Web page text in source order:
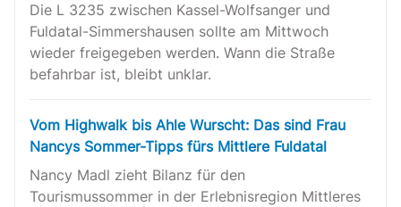
Die L 3235 zwischen Kassel-Wolfsanger und
Fuldatal-Simmershausen sollte am Mittwoch
wieder freigegeben werden. Wann die Straße
befahrbar ist, bleibt unklar.
Vom Highwalk bis Ahle Wurscht: Das sind Frau
Nancys Sommer-Tipps fürs Mittlere Fuldatal
Nancy Madl zieht Bilanz für den
Tourismussommer in der Erlebnisregion Mittleres